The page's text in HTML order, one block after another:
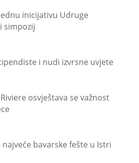
inicijativu Udruge
simpozij
i nudi izvrsne uvjete
osvještava se važnost
bavarske fešte u Istri